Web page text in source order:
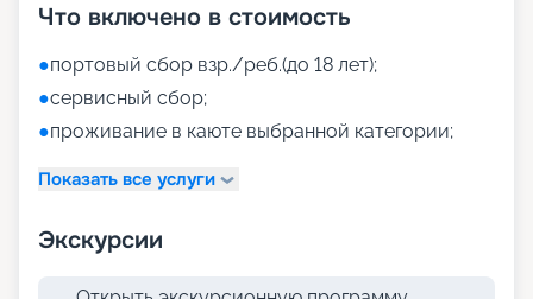
Что включено в стоимость
●портовый сбор взр./реб.(до 18 лет);
●сервисный сбор;
●проживание в каюте выбранной категории;
Показать все услуги
Экскурсии